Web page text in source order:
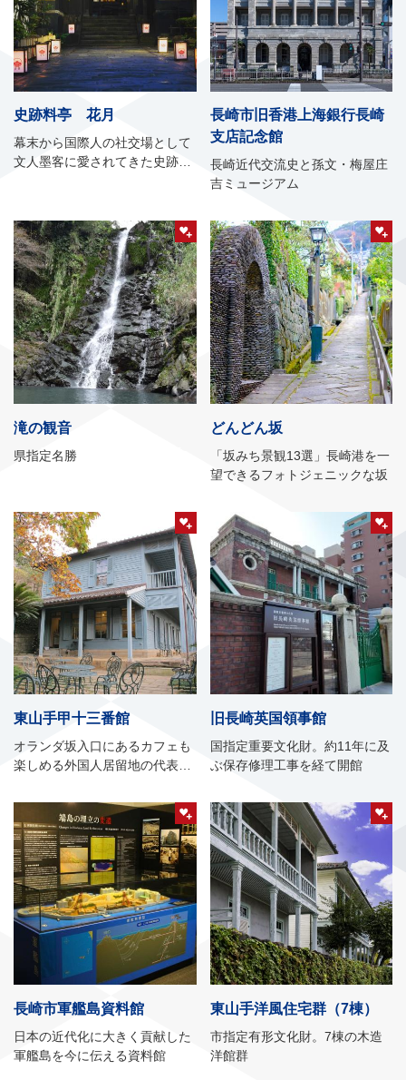
史跡料亭 花月
幕末から国際人の社交場として
文人墨客に愛されてきた史跡料
長崎市旧香港上海銀行長崎
支店記念館
長崎近代交流史と孫文・梅屋庄
吉ミュージアム
滝の観音
県指定名勝
どんどん坂
「坂みち景観13選」長崎港を一
望できるフォトジェニックな坂
東山手甲十三番館
オランダ坂入口にあるカフェも
楽しめる外国人居留地の代表的
旧長崎英国領事館
国指定重要文化財。約11年に及
ぶ保存修理工事を経て開館
長崎市軍艦島資料館
日本の近代化に大きく貢献した
軍艦島を今に伝える資料館
東山手洋風住宅群（7棟）
市指定有形文化財。7棟の木造
洋館群